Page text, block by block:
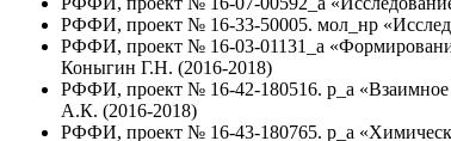
РФФИ, проект № 16-33-50005. мол_нр
РФФИ, проект № 16-03-01131_а «Формирование
Коныгин Г.Н. (2016-2018)
РФФИ, проект № 16-42-180516. р_а «Взаимное
А.К. (2016-2018)
РФФИ, проект № 16-43-180765. р_а